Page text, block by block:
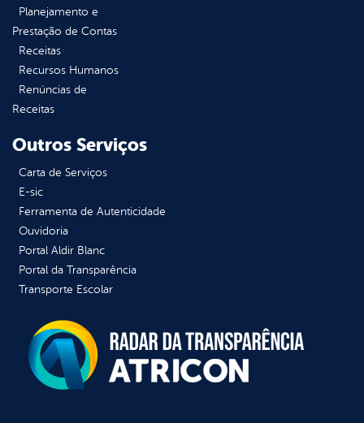
Planejamento e
Prestação de Contas
Receitas
Recursos Humanos
Renúncias de
Receitas
Outros Serviços
Carta de Serviços
E-sic
Ferramenta de Autenticidade
Ouvidoria
Portal Aldir Blanc
Portal da Transparência
Transporte Escolar